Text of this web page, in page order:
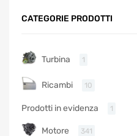
CATEGORIE PRODOTTI
Turbina 1
Ricambi 10
Prodotti in evidenza 1
Motore 341